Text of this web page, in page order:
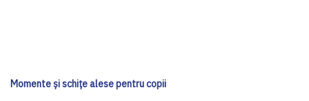
Momente și schițe alese pentru copii